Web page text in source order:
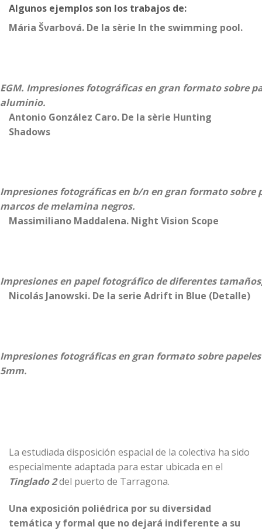
Algunos ejemplos son los trabajos de:
Mária Švarbová. De la sèrie In the swimming pool.
EGM. Impresiones fotográficas en gran formato sobre
aluminio.
Antonio González Caro. De la sèrie Hunting
Shadows
Impresiones fotográficas en b/n en gran formato sobre
marcos de melamina negros.
Massimiliano Maddalena. Night Vision Scope
Impresiones en papel fotográfico de diferentes
Nicolás Janowski. De la serie Adrift in Blue (Detalle)
Impresiones fotográficas en gran formato sobre
5mm.
La estudiada disposición espacial de la colectiva ha sido
especialmente adaptada para estar ubicada en el
Tinglado 2del puerto de Tarragona.
Una exposición poliédrica por su diversidad
temática y formal que no dejará indiferente a su